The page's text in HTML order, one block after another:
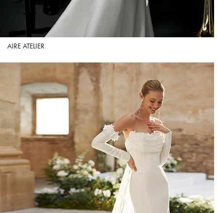
AIRE ATELIER